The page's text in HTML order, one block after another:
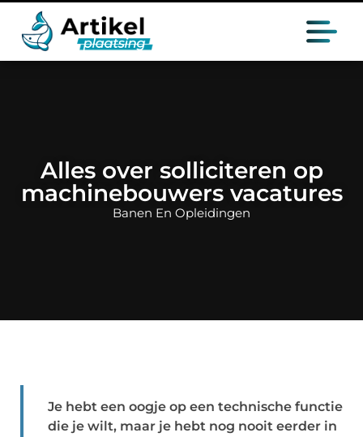
Alles over solliciteren op
machinebouwers vacatures
Banen En Opleidingen
Je hebt een oogje op een technische functie
die je wilt, maar je hebt nog nooit eerder in